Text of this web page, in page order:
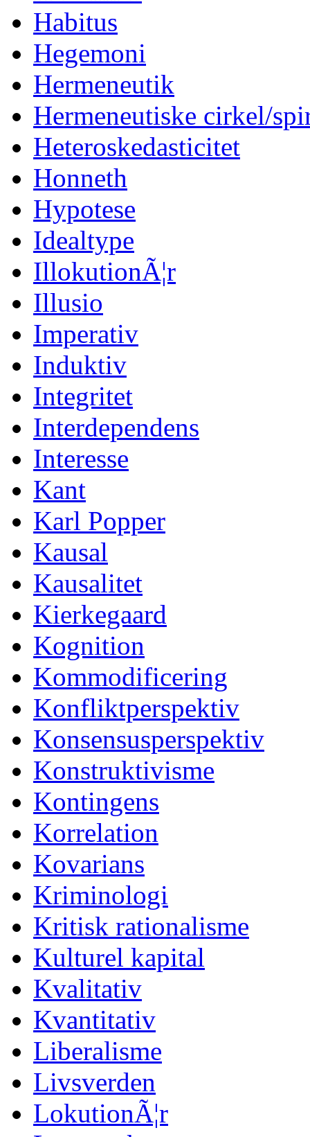
Habitus
Hegemoni
Hermeneutik
Hermeneutiske cirkel/
Heteroskedasticitet
Honneth
Hypotese
Idealtype
IllokutionÃ¦r
Illusio
Imperativ
Induktiv
Integritet
Interdependens
Interesse
Kant
Karl Popper
Kausal
Kausalitet
Kierkegaard
Kognition
Kommodificering
Konfliktperspektiv
Konsensusperspektiv
Konstruktivisme
Kontingens
Korrelation
Kovarians
Kriminologi
Kritisk rationalisme
Kulturel kapital
Kvalitativ
Kvantitativ
Liberalisme
Livsverden
LokutionÃ¦r